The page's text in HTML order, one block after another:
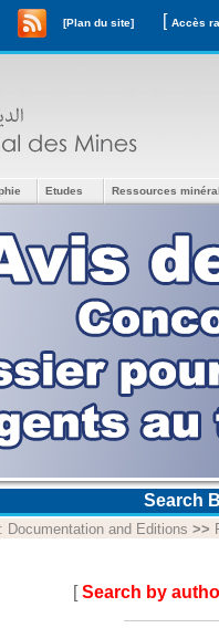
[Plan du site] [
Etudes Ressources
Search
Documentation and Editions >>
[Search by